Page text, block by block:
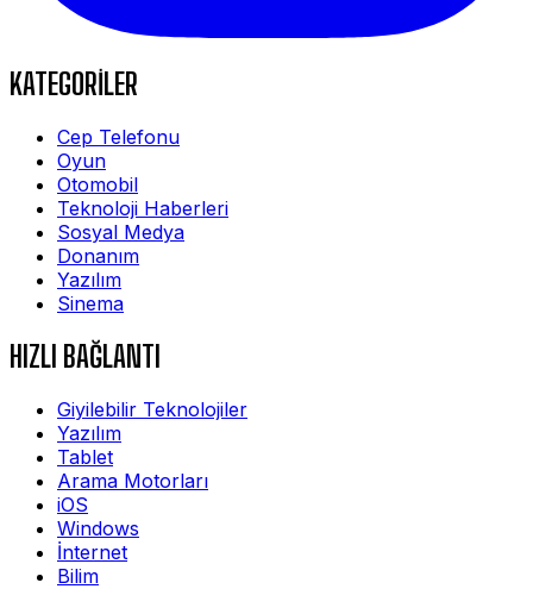
KATEGORİLER
Cep Telefonu
Oyun
Otomobil
Teknoloji Haberleri
Sosyal Medya
Donanım
Yazılım
Sinema
HIZLI BAĞLANTI
Giyilebilir Teknolojiler
Yazılım
Tablet
Arama Motorları
iOS
Windows
İnternet
Bilim